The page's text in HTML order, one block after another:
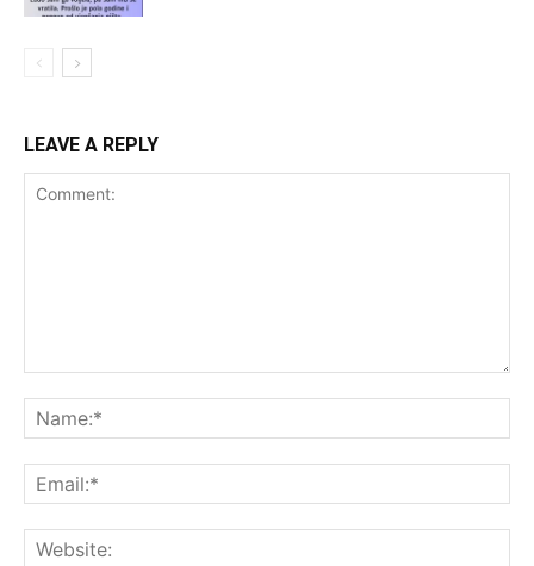
LEAVE A REPLY